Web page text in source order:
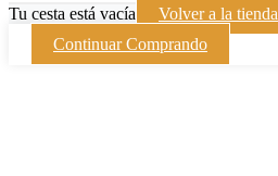
Tu cesta está vacía
Volver a la tienda
Continuar Comprando